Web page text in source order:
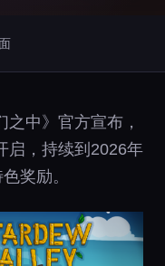
中》官方宣布，
启，持续到2026年
奖励。